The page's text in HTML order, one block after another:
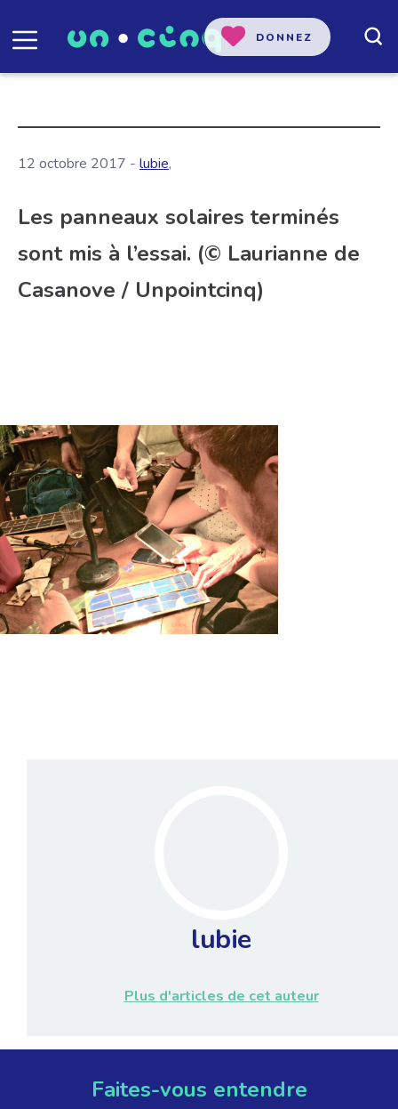
DONNEZ
12 octobre 2017 - lubie,
Les panneaux solaires terminés
sont mis à l’essai. (© Laurianne de
Casanove / Unpointcinq)
lubie
Plus d'articles de cet auteur
Faites-vous entendre